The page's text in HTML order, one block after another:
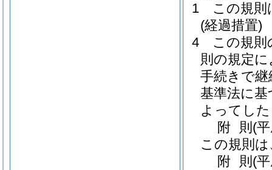
1
この規則
(経過措置)
4
この規則
則の規定
手続きで
基準法に
よってし
附 則 (
この規則
附 則 (